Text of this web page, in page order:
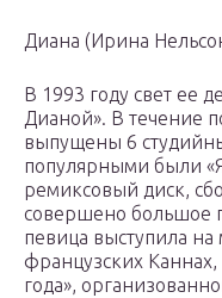
Диана (Ирина
В 1993 году свет ее
Дианой». В течение
выпущены 6
популярными были
ремиксовый диск,
совершено большое
певица выступила
французских Каннах,
года»,